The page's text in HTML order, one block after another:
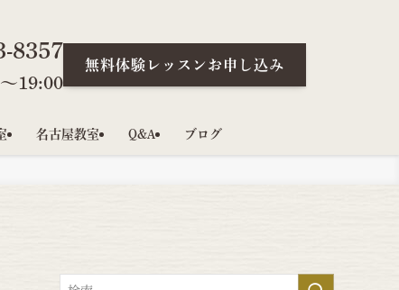
名古屋教室 Q&A ブログ
8357
19:00
無料体験レッスンお申し込み